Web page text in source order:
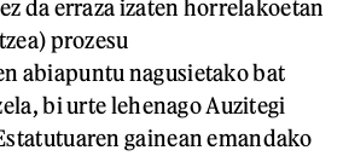
da erraza izaten horrelakoetan
prozesu
abiapuntu nagusietako bat
bi urte lehenago Auzitegi
gainean emandako